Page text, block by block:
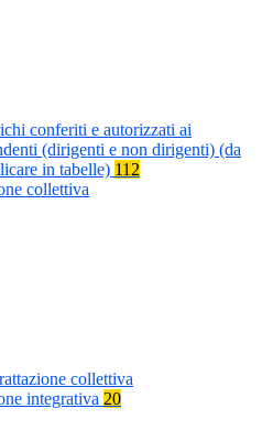
conferiti e autorizzati ai
(dirigenti e non dirigenti) (da
in tabelle) 112
collettiva
collettiva
integrativa 20